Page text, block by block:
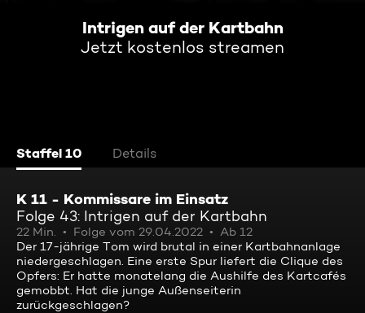
Intrigen auf der Kartbahn
Jetzt kostenlos streamen
Staffel 10 Details
K 11 - Kommissare im Einsatz
Folge 43: Intrigen auf der Kartbahn
22 Min. Folge vom 29.04.2022
Ab 12
Der 17-jährige Tom wird brutal in einer Kartbahnanlage
niedergeschlagen. Eine erste Spur liefert die Clique des
Opfers: Er hatte monatelang die Aushilfe des Kartcafés
gemobbt. Hat die junge Außenseiterin
zurückgeschlagen?